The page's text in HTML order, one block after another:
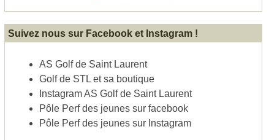
Suivez nous sur Facebook et Instagram !
AS Golf de Saint Laurent
Golf de STL et sa boutique
Instagram AS Golf de Saint Laurent
Pôle Perf des jeunes sur facebook
Pôle Perf des jeunes sur Instagram